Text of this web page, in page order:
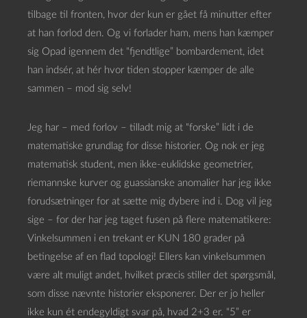
tilbage til fronten, hvor der kun er gået få minutter efter
at han forlod den. Og vi forlader ham, mens han kæmper
sig Opad igennem det “fjendtlige” bombardement, idet
han indsér, at hér hvor tiden stopper kæmper de alle
sammen – mod sig selv!
Jeg har – med forlov – tilladt mig at “forske” lidt i de
matematiske grundlag for disse historier. Og nok er jeg
matematisk student, men ikke-euklidske geometrier,
riemannske kurver og guassianske anomalier har jeg ikke
forudsætninger for at sætte mig dybere ind i. Dog vil jeg
sige – for der har jeg taget fusen på flere matematikere:
Vinkelsummen i en trekant er KUN 180 grader på
betingelse af en flad topologi! Ellers kan vinkelsummen
være alt muligt andet, hvilket præcis stiller det spørgsmål,
som disse nævnte historier eksponerer. Der er jo heller
ikke kun ét endegyldigt svar på, hvad 2+3 er. “5” er